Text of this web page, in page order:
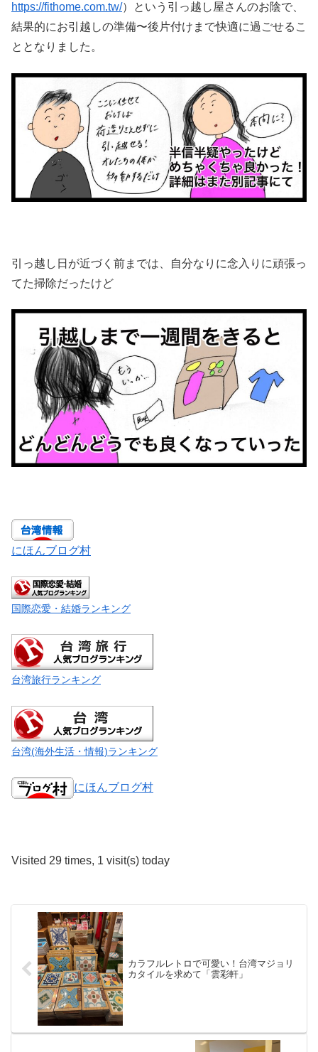
https://fithome.com.tw/）という引っ越し屋さんのお陰で、
結果的にお引越しの準備〜後片付けまで快適に過ごせるこ
ととなりました。
引っ越し日が近づく前までは、自分なりに念入りに頑張っ
てた掃除だったけど
にほんブログ村
国際恋愛・結婚ランキング
台湾旅行ランキング
台湾(海外生活・情報)ランキング
にほんブログ村
Visited 29 times, 1 visit(s) today
カラフルレトロで可愛い！台湾マジョリ
カタイルを求めて「雲彩軒」